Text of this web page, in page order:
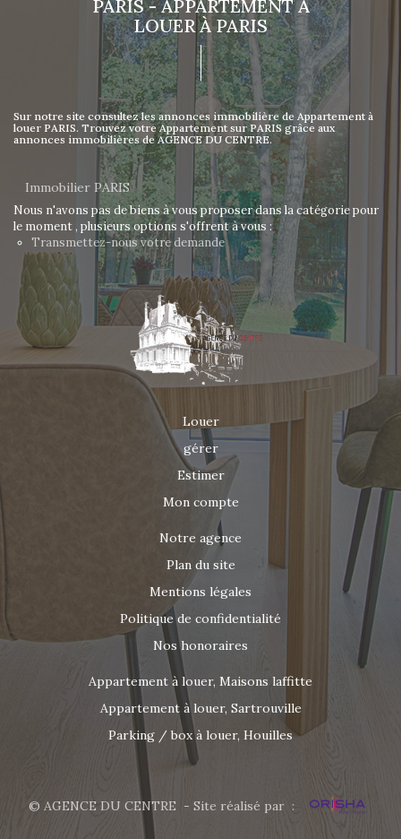
PARIS - APPARTEMENT A
LOUER À PARIS
Sur notre site consultez les annonces immobilière de Appartement à
louer PARIS. Trouvez votre Appartement sur PARIS grâce aux
annonces immobilières de AGENCE DU CENTRE.
Immobilier PARIS
Nous n'avons pas de biens à vous proposer dans la catégorie pour
le moment , plusieurs options s'offrent à vous :
Transmettez-nous votre demande
Louer
gérer
Estimer
Mon compte
Notre agence
Plan du site
Mentions légales
Politique de confidentialité
Nos honoraires
Appartement à louer, Maisons laffitte
Appartement à louer, Sartrouville
Parking / box à louer, Houilles
© AGENCE DU CENTRE - Site réalisé par :